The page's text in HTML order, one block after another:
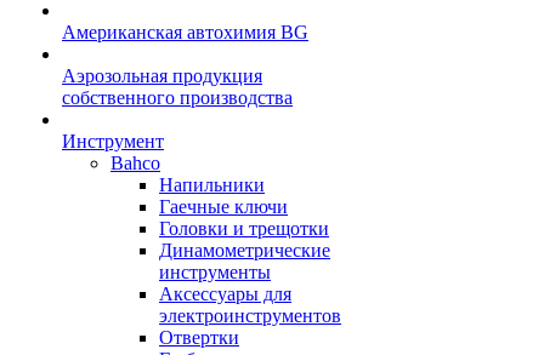
Американская автохимия BG
Аэрозольная продукция
собственного производства
Инструмент
Bahco
Напильники
Гаечные ключи
Головки и трещотки
Динамометрические
инструменты
Аксессуары для
электроинструментов
Отвертки